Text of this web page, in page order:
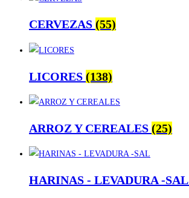
CERVEZAS (55)
LICORES (138)
ARROZ Y CEREALES (25)
HARINAS - LEVADURA -SAL